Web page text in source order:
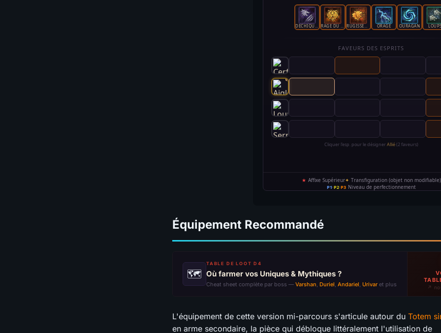
Équipement Recommandé
🗺
TABLE DE LOOT D4
Où farmer vos Uniques & Mythiques ?
Cheat sheet complète par boss — Varshan, Duriel, Andariel, Urivar et plus ↗
L'équipement de cette version mi-parcours s'articule autour du Totem
en arme secondaire, la pièce qui débloque littéralement l'utilisation de